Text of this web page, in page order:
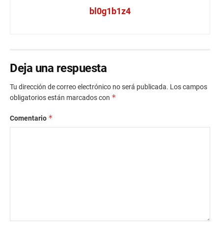
bl0g1b1z4
Deja una respuesta
Tu dirección de correo electrónico no será publicada. Los campos
obligatorios están marcados con *
Comentario *